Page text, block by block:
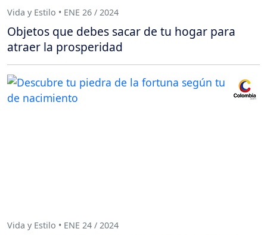
Vida y Estilo • ENE 26 / 2024
Objetos que debes sacar de tu hogar para
atraer la prosperidad
Vida y Estilo • ENE 24 / 2024